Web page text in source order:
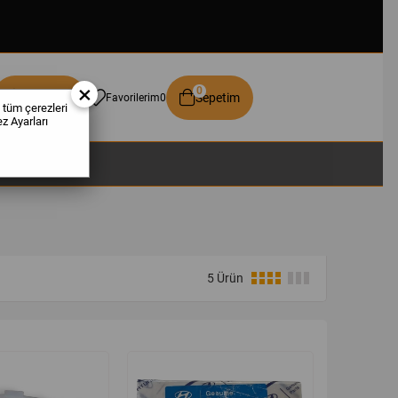
Üye Girişi Favorilerim0 Sepetim
0
5 Ürün
×
tüm çerezleri
Ayarları